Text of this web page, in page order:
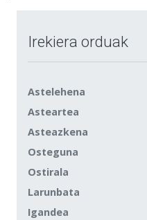
Irekiera orduak
Astelehena
Asteartea
Asteazkena
Osteguna
Ostirala
Larunbata
Igandea